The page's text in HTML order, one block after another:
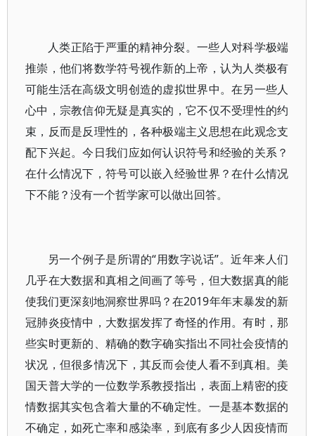
人类正陷于严重的精神分裂。一些人对科学极端
推崇，他们将数学符号视作新的上帝，认为人类极有
可能生活在高级文明创造的虚拟世界中。在另一些人
心中，宗教信仰无疑是真实的，它不仅不受理性的约
束，反而是反理性的，各种极端主义思想在此观念支
配下兴起。今日我们应如何认识符号和经验的关系？
在什么情况下，符号可以嵌入经验世界？在什么情况
下不能？没有一个哲学家可以做出回答。
另一个例子是所谓的“用数字说话”。近年来人们
几乎在大数据和真相之间画了等号，但大数据真的能
使我们更深刻地洞察世界吗？在2019年年末暴发的新
冠肺炎疫情中，大数据发挥了奇怪的作用。有时，那
些实时更新的、精确的数字确实指出不同社会疫情的
状况，但很多情况下，其反而会使人看不到真相。美
国天普大学的一位数学系教授指出，表面上精密的疫
情数据其实包含着大量的不确定性。一是基本数据的
不确定，如死亡率和感染率，到底有多少人因疫情而